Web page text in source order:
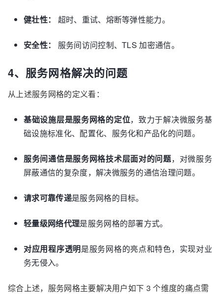
健壮性： 超时、重试、熔断等弹性能力。
安全性： 服务间访问控制、TLS 加密通信。
4、服务网格解决的问题
从上述服务网格的定义看：
基础设施层是服务网格的定位，致力于解决微服务基
础设施标准化、配置化、服务化和产品化的问题。
服务间通信是服务网格技术层面对的问题，对微服务
屏蔽通信的复杂度，解决微服务的通信治理问题。
请求可靠传递是服务网格的目标。
轻量级网络代理是服务网格的部署方式。
对应用程序透明是服务网格的亮点和特色，实现对业
务无侵入。
综合上述，服务网格主要解决用户如下 3 个维度的痛点需